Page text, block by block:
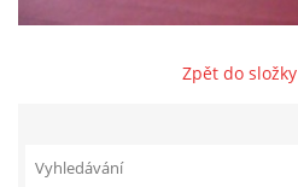
Zpět do složky